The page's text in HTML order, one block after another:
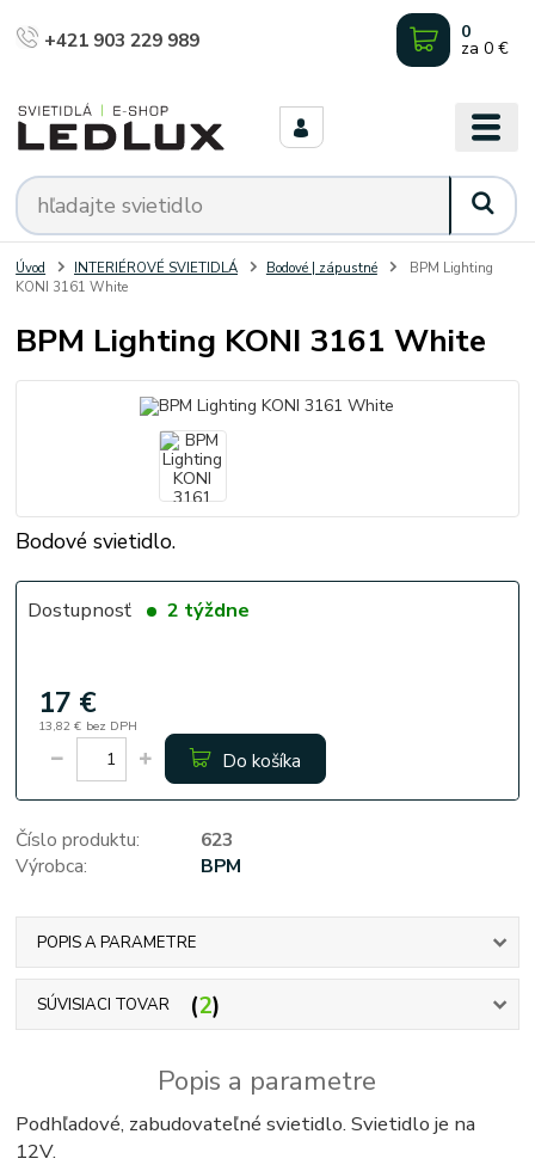
+421 903 229 989 0
za 0 €
Úvod INTERIÉROVÉ SVIETIDLÁ Bodové | zápustné
BPM Lighting
KONI 3161 White
BPM Lighting KONI 3161 White
Bodové svietidlo.
Dostupnosť 2 týždne
17 €
13,82 € bez DPH
Do košíka
Číslo produktu:
623
Výrobca:
BPM
POPIS A PARAMETRE
SÚVISIACI TOVAR 2
Popis a parametre
Podhľadové, zabudovateľné svietidlo. Svietidlo je na
12V.